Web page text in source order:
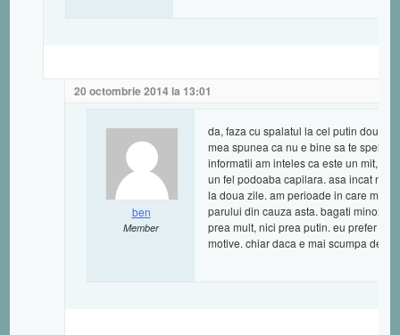
20 octombrie 2014 la 13:01
ben
Member
da, faza cu spalatul la cel putin doua
mea spunea ca nu e bine sa te speli
informatii am inteles ca este un mit,
un fel podoaba capilara. asa incat nu
la doua zile. am perioade in care ma
parului din cauza asta. bagati
prea mult, nici prea putin. eu prefer in
motive. chiar daca e mai scumpa